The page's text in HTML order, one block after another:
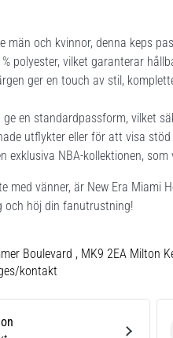
män och kvinnor, denna keps
polyester, vilket garanterar
ger en touch av stil,
en standardpassform, vilket
utflykter eller för att visa
exklusiva NBA-kollektionen,
med vänner, är New Era
och höj din fanutrustning!
Boulevard , MK9 2EA Milton
kontakt